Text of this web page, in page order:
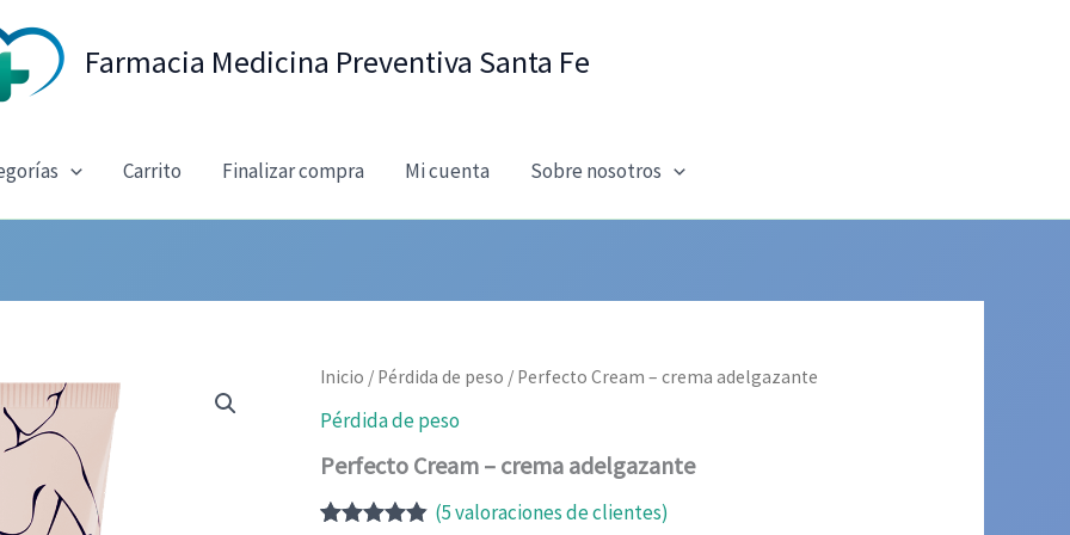
Farmacia Medicina Preventiva Santa Fe
Carrito Finalizar compra Mi cuenta Sobre nosotros
Inicio / Pérdida de peso / Perfecto Cream – crema adelgazante
Pérdida de peso
Perfecto Cream – crema adelgazante
(5valoraciones de clientes)